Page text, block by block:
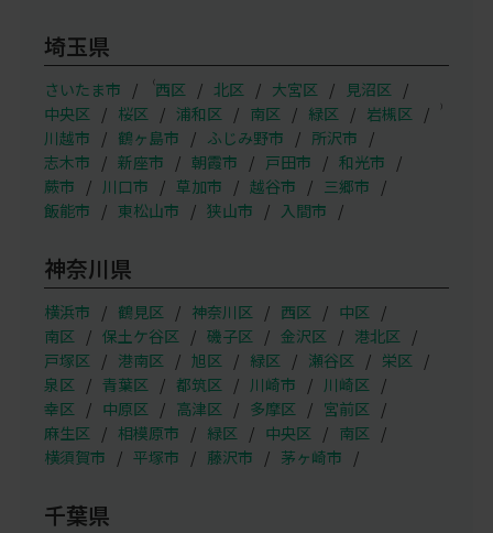
埼玉県
さいたま市 （西区 北区 大宮区
見沼区
中央区
桜区 浦和区 南区 緑区 岩槻区 ）
川越市 鶴ヶ島市 ふじみ野市
所沢市
志木市
新座市 朝霞市 戸田市
和光市
蕨市
川口市 草加市 越谷市
三郷市
飯能市
東松山市 狭山市 入間市
神奈川県
横浜市 鶴見区 神奈川区 西区
中区
南区
保土ケ谷区 磯子区 金沢区
港北区
戸塚区
港南区 旭区 緑区 瀬谷区
栄区
泉区
青葉区 都筑区 川崎市
川崎区
幸区
中原区 高津区 多摩区
宮前区
麻生区
相模原市 緑区 中央区
南区
横須賀市
平塚市 藤沢市 茅ヶ崎市
千葉県